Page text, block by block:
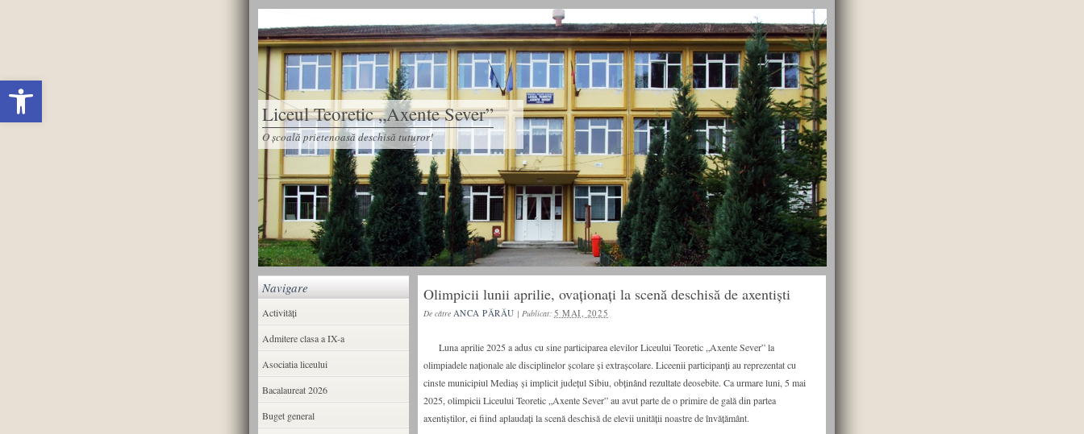
Deschide bara de unelte
Liceul Teoretic „Axente Sever”
O școală prietenoasă deschisă tuturor!
Olimpicii lunii aprilie, ovaționați la scenă deschisă de axentiști
De către ANCA PĂRĂU | Publicat: 5 MAI, 2025
Luna aprilie 2025 a adus cu sine participarea elevilor Liceului Teoretic „Axente Sever” la
olimpiadele naționale ale disciplinelor școlare și extrașcolare. Liceenii participanți au reprezentat cu
cinste municipiul Mediaș și implicit județul Sibiu, obținând rezultate deosebite. Ca urmare luni, 5 mai
2025, olimpicii Liceului Teoretic „Axente Sever” au avut parte de o primire de gală din partea
axentiștilor, ei fiind aplaudați la scenă deschisă de elevii unității noastre de învățământ.
Navigare
Activități
Admitere clasa a IX-a
Asociatia liceului
Bacalaureat 2026
Buget general